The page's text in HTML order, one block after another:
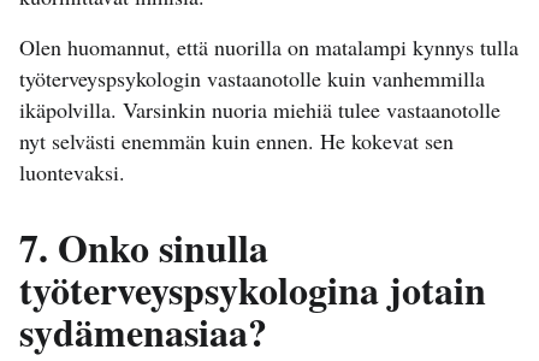
Olen huomannut, että nuorilla on matalampi kynnys tulla
työterveyspsykologin vastaanotolle kuin vanhemmilla
ikäpolvilla. Varsinkin nuoria miehiä tulee vastaanotolle
nyt selvästi enemmän kuin ennen. He kokevat sen
luontevaksi.
7. Onko sinulla
työterveyspsykologina jotain
sydämenasiaa?